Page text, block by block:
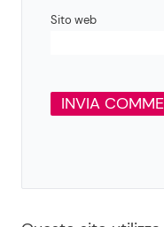
Sito web